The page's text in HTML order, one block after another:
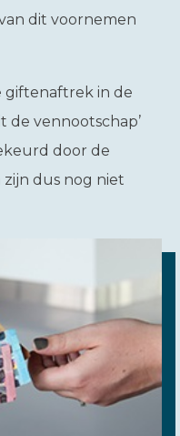
dit voornemen
giftenaftrek in de
de vennootschap’
door de
zijn dus nog niet